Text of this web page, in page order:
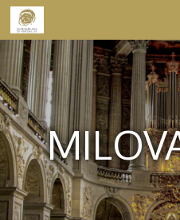
Skip to content